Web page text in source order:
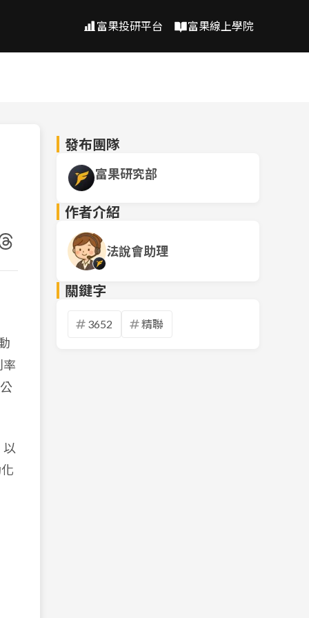
富果投研平台 富果線上學院
率
以
發布團隊
富果研究部
作者介紹
法說會助理
關鍵字
3652 精聯